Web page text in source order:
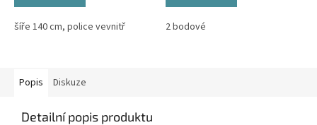
šíře 140 cm, police vevnitř 2 bodové
Popis Diskuze
Detailní popis produktu